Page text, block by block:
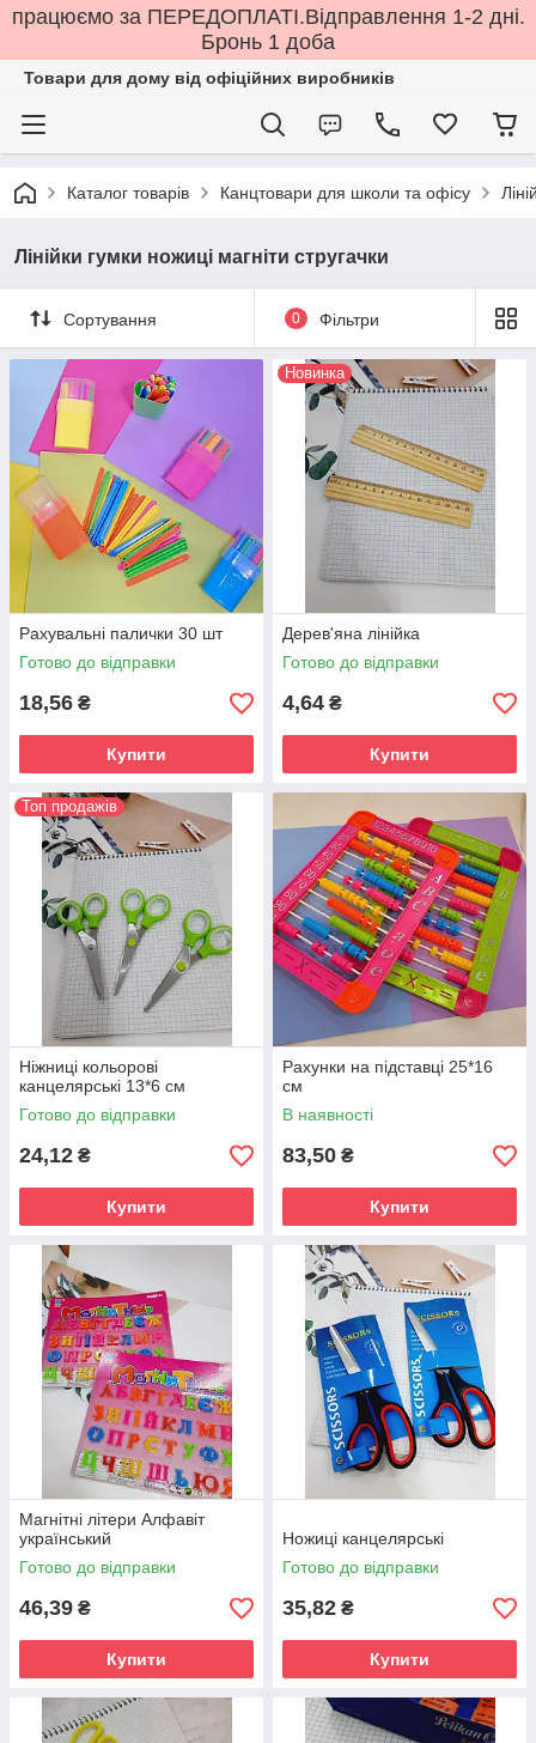
працюємо за ПЕРЕДОПЛАТІ.Відправлення 1-2 дні.
Бронь 1 доба
Товари для дому від офіційних виробників
Каталог товарів Канцтовари для школи та офісу
Лінійки гумки ножиці магніти стругачки
Сортування 0 Фільтри
Рахувальні палички 30 шт
Готово до відправки
18,56 ₴
Купити
Новинка
Дерев'яна лінійка
Готово до відправки
4,64 ₴
Купити
Топ продажів
Ніжниці кольорові
канцелярські 13*6 см
Готово до відправки
24,12 ₴
Купити
Рахунки на підставці 25*16
см
В наявності
83,50 ₴
Купити
Магнітні літери Алфавіт
український
Готово до відправки
46,39 ₴
Купити
Ножиці канцелярські
Готово до відправки
35,82 ₴
Купити